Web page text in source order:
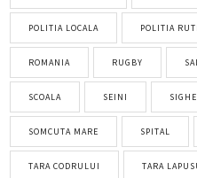
POLITIA LOCALA POLITIA
ROMANIA RUGBY
SCOALA SEINI
SOMCUTA MARE SPITAL
TARA CODRULUI TARA